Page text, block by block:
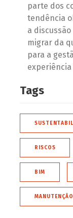
parte dos
tendência
a
migrar da
para a
Tags
RISCOS
BIM
MANUTENÇÃO